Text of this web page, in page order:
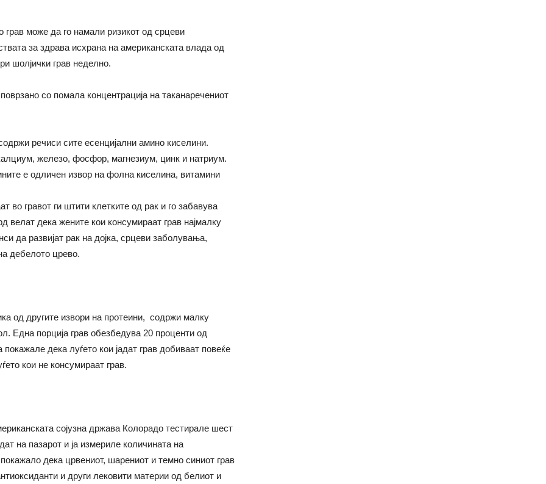
грав може да го намали ризикот од срцеви
за здрава исхрана на американската влада од
шолјички грав неделно.
со помала концентрација на таканаречениот
речиси сите есенцијални амино киселини.
железо, фосфор, магнезиум, цинк и натриум.
е одличен извор на фолна киселина, витамини
во гравот ги штити клетките од рак и го забавува
велат дека жените кои консумираат грав најмалку
да развијат рак на дојка, срцеви заболувања,
дебелото црево.
од другите извори на протеини, содржи малку
Една порција грав обезбедува 20 проценти од
дека луѓето кои јадат грав добиваат повеќе
кои не консумираат грав.
сојузна држава Колорадо тестирале шест
на пазарот и ја измериле количината на
дека црвениот, шарениот и темно синиот грав
и други лековити материи од белиот и